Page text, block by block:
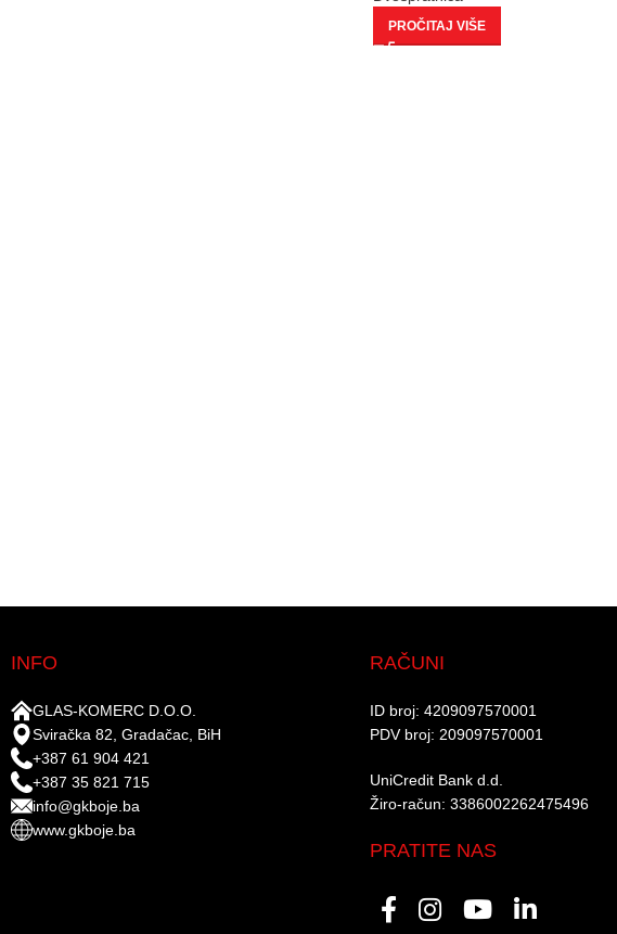
PROČITAJ VIŠE
INFO
GLAS-KOMERC D.O.O.
Sviračka 82, Gradačac, BiH
+387 61 904 421
+387 35 821 715
info@gkboje.ba
www.gkboje.ba
RAČUNI
ID broj: 4209097570001​
PDV broj: 209097570001 ​
UniCredit Bank d.d.​
Žiro-račun: 3386002262475496​​
PRATITE NAS